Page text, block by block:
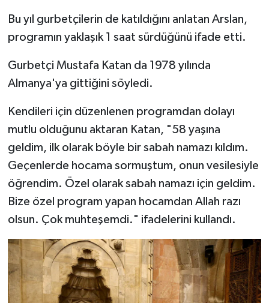
Bu yıl gurbetçilerin de katıldığını anlatan Arslan,
programın yaklaşık 1 saat sürdüğünü ifade etti.
Gurbetçi Mustafa Katan da 1978 yılında
Almanya'ya gittiğini söyledi.
Kendileri için düzenlenen programdan dolayı
mutlu olduğunu aktaran Katan, "58 yaşına
geldim, ilk olarak böyle bir sabah namazı kıldım.
Geçenlerde hocama sormuştum, onun vesilesiyle
öğrendim. Özel olarak sabah namazı için geldim.
Bize özel program yapan hocamdan Allah razı
olsun. Çok muhteşemdi." ifadelerini kullandı.
Hatay Müftülüğü
Iğdır Müftülüğü
İstanbul Müftülüğü
İzmir Müftülüğü
Karabük Müftülüğü
Karaman Müftülüğü
Kars Müftülüğü